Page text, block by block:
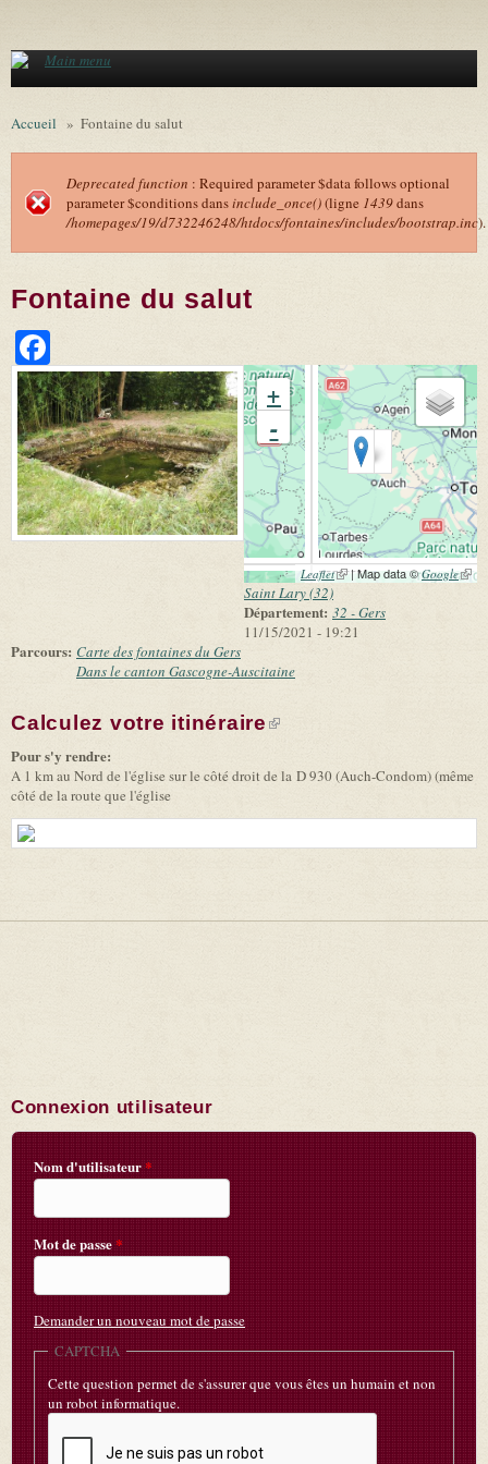
Main menu
Accueil » Fontaine du salut
Message d'erreur
Deprecated function : Required parameter $data follows optional
parameter $conditions dansinclude_once()(ligne 1439dans
/homepages/19/d732246248/htdocs/fontaines/includes/bootstrap.inc).
Fontaine du salut
+
-
Leaflet(link is external)
| Map data ©Google(link
Saint Lary (32)
Département: 32 - Gers
11/15/2021 - 19:21
Parcours: Carte des fontaines du Gers
Dans le canton Gascogne-Auscitaine
Calculez votre itinéraire(link is external)
Pour s'y rendre:
A 1 km au Nord de l'église sur le côté droit de la D 930 (Auch-Condom) (même
côté de la route que l'église
Connexion utilisateur
Nom d'utilisateur*
Mot de passe*
Demander un nouveau mot de passe
CAPTCHA
Cette question permet de s'assurer que vous êtes un humain et non
un robot informatique.